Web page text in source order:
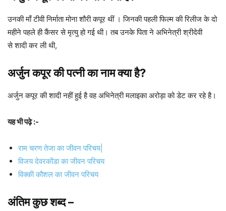
उनकी माँ टीवी निर्माता मोना शौरी कपूर थीं । जिनकी पहली फिल्म की रिलीज के दो
महीने पहले ही कैंसर से मृत्यु हो गई थी। तब उनके पिता ने अभिनेत्री श्रीदेवी
से शादी कर ली थी,
अर्जुन कपूर की पत्नी का नाम क्या है?
अर्जुन कपूर की शादी नहीं हुई है वह अभिनेत्री मलाइका अरोड़ा को डेट कर रहे है।
यह भी पढ़े :-
राम चरण तेजा का जीवन परिचय|
विजय देवरकोंडा का जीवन परिचय
विक्की कौशल का जीवन परिचय
अंतिम कुछ शब्द –